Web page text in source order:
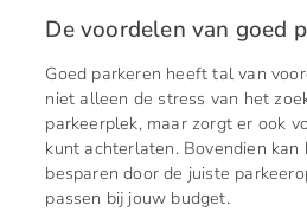
De voordelen van goed
Goed parkeren heeft tal van
niet alleen de stress van het
parkeerplek, maar zorgt er ook
kunt achterlaten. Bovendien
besparen door de juiste
passen bij jouw budget.